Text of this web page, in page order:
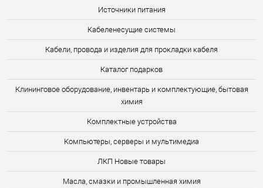
Источники питания
Кабеленесущие системы
Кабели, провода и изделия для прокладки кабеля
Каталог подарков
Клининговое оборудование, инвентарь и комплектующие, бытовая
химия
Комплектные устройства
Компьютеры, серверы и мультимедиа
ЛКП Новые товары
Масла, смазки и промышленная химия